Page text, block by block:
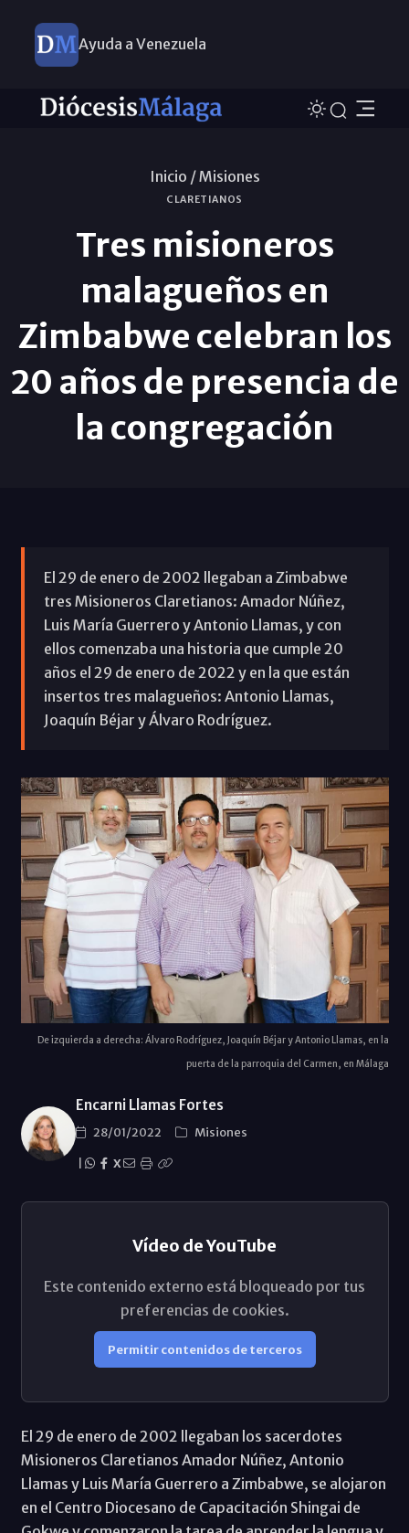
Ayuda a Venezuela
Inicio /Misiones
CLARETIANOS
Tres misioneros
malagueños en
Zimbabwe celebran los
20 años de presencia de
la congregación
El 29 de enero de 2002 llegaban a Zimbabwe
tres Misioneros Claretianos: Amador Núñez,
Luis María Guerrero y Antonio Llamas, y con
ellos comenzaba una historia que cumple 20
años el 29 de enero de 2022 y en la que están
insertos tres malagueños: Antonio Llamas,
Joaquín Béjar y Álvaro Rodríguez.
De izquierda a derecha: Álvaro Rodríguez, Joaquín Béjar y Antonio Llamas, en la
puerta de la parroquia del Carmen, en Málaga
Encarni Llamas Fortes
28/01/2022
Misiones
X
Vídeo de YouTube
Este contenido externo está bloqueado por tus
preferencias de cookies.
Permitir contenidos de terceros
El 29 de enero de 2002 llegaban los sacerdotes
Misioneros Claretianos Amador Núñez, Antonio
Llamas y Luis María Guerrero a Zimbabwe, se alojaron
en el Centro Diocesano de Capacitación Shingai de